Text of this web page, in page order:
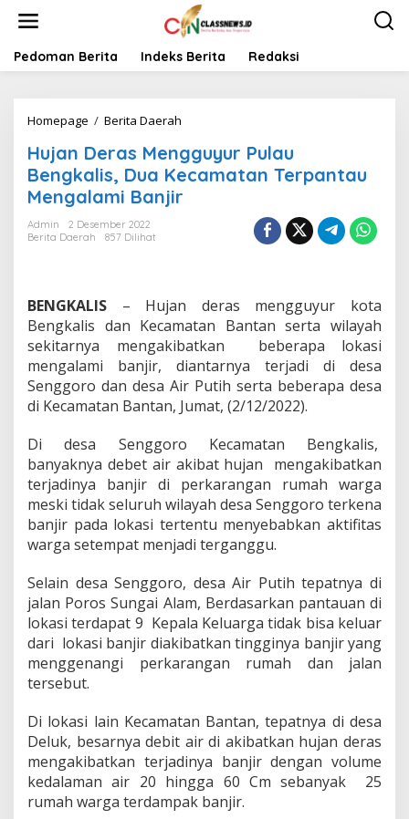
t
Pedoman Berita Indeks Berita Redaksi
Homepage / Berita Daerah
j
a
n
e
g
g
u
y
u
r
u
l
a
u
B
e
n
a
l
i
s
,
K
e
c
a
m
a
Hujan Deras Mengguyur Pulau
Bengkalis, Dua Kecamatan Terpantau
Mengalami Banjir
Admin
2 Desember 2022
Berita Daerah
857 Dilihat
BENGKALIS – Hujan deras mengguyur kota
Bengkalis dan Kecamatan Bantan serta wilayah
sekitarnya mengakibatkan beberapa lokasi
mengalami banjir, diantarnya terjadi di desa
Senggoro dan desa Air Putih serta beberapa desa
di Kecamatan Bantan, Jumat, (2/12/2022).
Di desa Senggoro Kecamatan Bengkalis,
banyaknya debet air akibat hujan mengakibatkan
terjadinya banjir di perkarangan rumah warga
meski tidak seluruh wilayah desa Senggoro terkena
banjir pada lokasi tertentu menyebabkan aktifitas
warga setempat menjadi terganggu.
Selain desa Senggoro, desa Air Putih tepatnya di
jalan Poros Sungai Alam, Berdasarkan pantauan di
lokasi terdapat 9 Kepala Keluarga tidak bisa keluar
dari lokasi banjir diakibatkan tingginya banjir yang
menggenangi perkarangan rumah dan jalan
tersebut.
Di lokasi lain Kecamatan Bantan, tepatnya di desa
Deluk, besarnya debit air di akibatkan hujan deras
mengakibatkan terjadinya banjir dengan volume
kedalaman air 20 hingga 60 Cm sebanyak 25
rumah warga terdampak banjir.